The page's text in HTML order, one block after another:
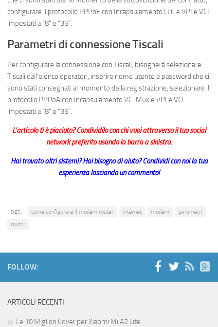
configurare il protocollo PPPoE con Incapsulamento LLC e VPI e VCI
impostati a “8” e “35”.
Parametri di connessione Tiscali
Per configurare la connessione con Tiscali, bisognerà selezionare
Tiscali dall’elenco operatori, inserire nome utente e password che ci
sono stati consegnati al momento della registrazione, selezionare il
protocollo PPPoA con Incapsulamento VC-Mux e VPI e VCI
impostati a “8” e “35”.
L’articolo ti è piaciuto? Condividilo con chi vuoi attraverso il tuo social
network preferito usando la barra a sinistra.
Hai trovato altri sistemi? Hai bisogno di aiuto? Condividi con noi la tua
esperienza lasciando un commento!
Tags: come configurare il modem router internet modem
parametri
router
FOLLOW:
ARTICOLI RECENTI
Le 10 Migliori Cover per Xiaomi Mi A2 Lite